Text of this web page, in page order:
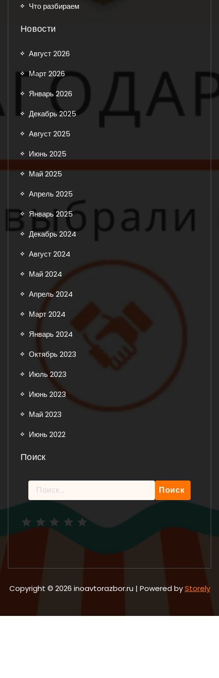
Что разбираем
Новости
Август 2026
Март 2026
Январь 2026
Декабрь 2025
Август 2025
Июнь 2025
Май 2025
Апрель 2025
Январь 2025
Декабрь 2024
Август 2024
Май 2024
Апрель 2024
Март 2024
Январь 2024
Октябрь 2023
Июль 2023
Июнь 2023
Май 2023
Июнь 2022
Поиск
Найти:
Copyright © 2026 inoavtorazbor.ru | Powered byStorely